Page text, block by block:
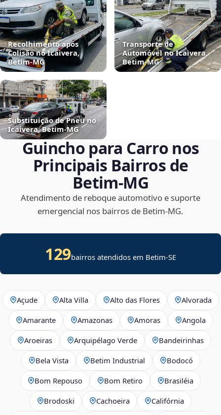
Recolhimento após
Colisão no Icaivera,
Betim‑MG
Transporte de
Automóvel no Icaivera,
Betim‑MG
Substituição de Pneu no
Icaivera, Betim‑MG
Guincho para Carro nos
Principais Bairros de
Betim‑MG
Atendimento de reboque automotivo e suporte
emergencial nos bairros de Betim‑MG.
129bairros atendidos em Betim-SE
Açude Alta Villa Alto das Flores Alvorada
Amarante Amazonas Amoras Angola
Aroeiras Arquipélago Verde Bandeirinhas
Bela Vista Betim Industrial Bodocó
Bom Repouso Bom Retiro Brasiléia
Brodoski Cachoeira Califórnia